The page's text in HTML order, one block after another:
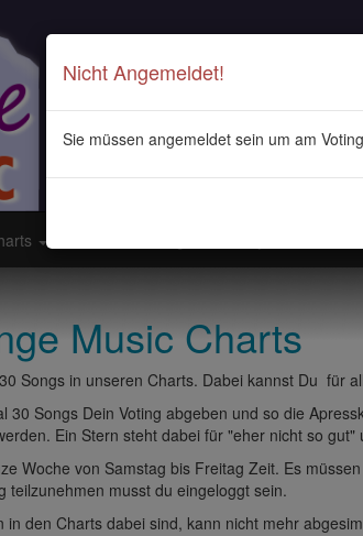
Music Charts
Songs in unseren Charts. Dabei kannst Du für
30 Songs Dein Voting abgeben und so die
Ein Stern steht dabei für "eher nicht so
Woche von Samstag bis Freitag Zeit. Es
teilzunehmen musst du eingeloggt sein.
den Charts dabei sind, kann nicht mehr
Nicht Angemeldet!
Sie müssen angemeldet sein um am